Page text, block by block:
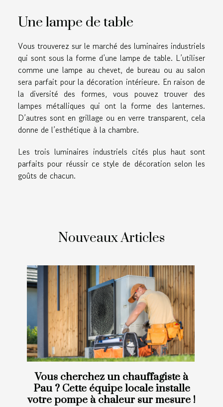
Une lampe de table
Vous trouverez sur le marché des luminaires industriels
qui sont sous la forme d’une lampe de table. L’utiliser
comme une lampe au chevet, de bureau ou au salon
sera parfait pour la décoration intérieure. En raison de
la diversité des formes, vous pouvez trouver des
lampes métalliques qui ont la forme des lanternes.
D’autres sont en grillage ou en verre transparent, cela
donne de l’esthétique à la chambre.
Les trois luminaires industriels cités plus haut sont
parfaits pour réussir ce style de décoration selon les
goûts de chacun.
Nouveaux Articles
Vous cherchez un chauffagiste à
Pau ? Cette équipe locale installe
votre pompe à chaleur sur mesure !